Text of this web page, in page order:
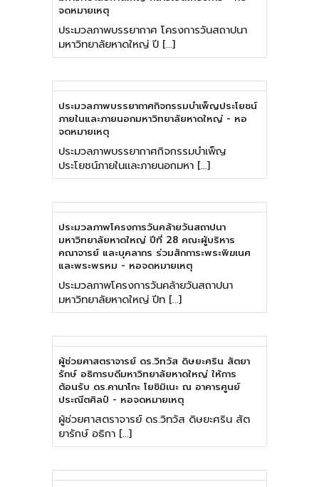
จดหมายเหตุ
ประมวลภาพบรรยากาศ โครงการวันสถาปนา
มหาวิทยาลัยหาดใหญ่ ปี […]
ประมวลภาพบรรยากาศกิจกรรมบำเพ็ญประโยชน์
ภายในและภายนอกมหาวิทยาลัยหาดใหญ่ - หอ
จดหมายเหตุ
ประมวลภาพบรรยากาศกิจกรรมบำเพ็ญ
ประโยชน์ภายในและภายนอกมหา […]
ประมวลภาพโครงการวันคล้ายวันสถาปนา
มหาวิทยาลัยหาดใหญ่ ปีที่ 28 คณะผู้บริหาร
คณาจารย์ และบุคลากร ร่วมสักการะพระพิฆเนศ
และพระพรหม - หอจดหมายเหตุ
ประมวลภาพโครงการวันคล้ายวันสถาปนา
มหาวิทยาลัยหาดใหญ่ ปีท […]
ผู้ช่วยศาสตราจารย์ ดร.วิทวัส ดิษยะศริน สัตยา
รักษ์ อธิการบดีมหาวิทยาลัยหาดใหญ่ ให้การ
ต้อนรับ ดร.คานาโกะ โยชิมิเนะ ณ อาคารศูนย์
ประณีตศิลป์ - หอจดหมายเหตุ
ผู้ช่วยศาสตราจารย์ ดร.วิทวัส ดิษยะศริน สัต
ยารักษ์ อธิกา […]